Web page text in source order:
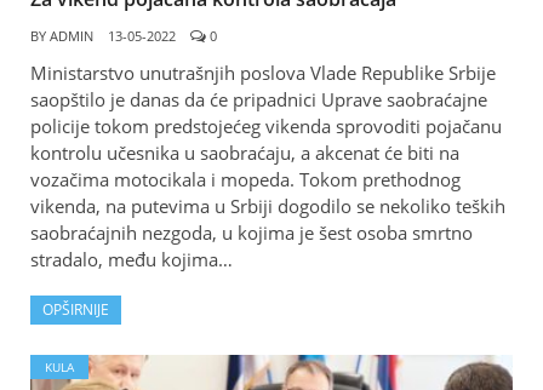
BY ADMIN 13-05-2022 0
Ministarstvo unutrašnjih poslova Vlade Republike Srbije
saopštilo je danas da će pripadnici Uprave saobraćajne
policije tokom predstojećeg vikenda sprovoditi pojačanu
kontrolu učesnika u saobraćaju, a akcenat će biti na
vozačima motocikala i mopeda. Tokom prethodnog
vikenda, na putevima u Srbiji dogodilo se nekoliko teških
saobraćajnih nezgoda, u kojima je šest osoba smrtno
stradalo, među kojima…
OPŠIRNIJE
KULA